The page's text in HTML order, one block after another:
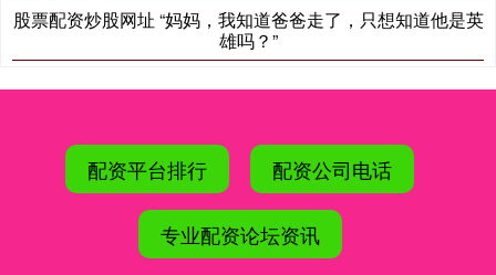
股票配资炒股网址 “妈妈，我知道爸爸走了，只想知道他是英
雄吗？”
配资平台排行 配资公司电话
专业配资论坛资讯